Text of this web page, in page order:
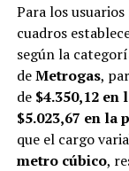
Para los
cuadros
según la
deMetrogas,
de $4.350,12 en
$5.023,67 en la
que el cargo
metro cúbico,